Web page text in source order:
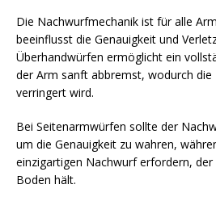
Die Nachwurfmechanik ist für alle
beeinflusst die Genauigkeit und
Überhandwürfen ermöglicht ein
der Arm sanft abbremst, wodurch die
verringert wird.
Bei Seitenarmwürfen sollte der
um die Genauigkeit zu wahren,
einzigartigen Nachwurf erfordern,
Boden hält.